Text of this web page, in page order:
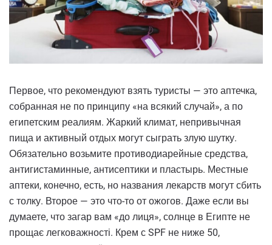
Первое, что рекомендуют взять туристы — это аптечка,
собранная не по принципу «на всякий случай», а по
египетским реалиям. Жаркий климат, непривычная
пища и активный отдых могут сыграть злую шутку.
Обязательно возьмите противодиарейные средства,
антигистаминные, антисептики и пластырь. Местные
аптеки, конечно, есть, но названия лекарств могут сбить
с толку. Второе — это что-то от ожогов. Даже если вы
думаете, что загар вам «до лиця», солнце в Египте не
прощає легковажності. Крем с SPF не ниже 50,